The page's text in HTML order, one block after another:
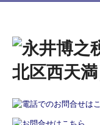
トップページ
事務所案内
経営者の方へ